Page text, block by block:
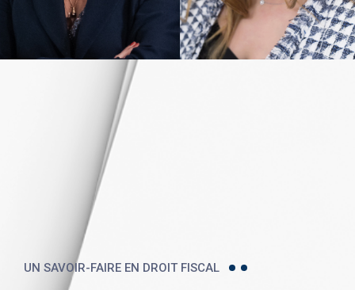
UN SAVOIR-FAIRE EN DROIT FISCAL